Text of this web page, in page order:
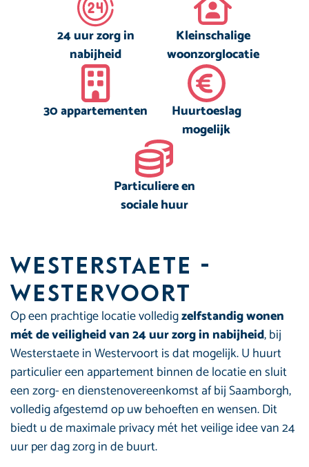
24 uur zorg in
nabijheid
Kleinschalige
woonzorglocatie
30 appartementen
Huurtoeslag
mogelijk
Particuliere en
sociale huur
Westerstaete -
Westervoort
Op een prachtige locatie volledigzelfstandig wonen
mét de veiligheid van 24 uur zorg in nabijheid, bij
Westerstaete in Westervoort is dat mogelijk. U huurt
particulier een appartement binnen de locatie en sluit
een zorg- en dienstenovereenkomst af bij Saamborgh,
volledig afgestemd op uw behoeften en wensen. Dit
biedt u de maximale privacy mét het veilige idee van 24
uur per dag zorg in de buurt.